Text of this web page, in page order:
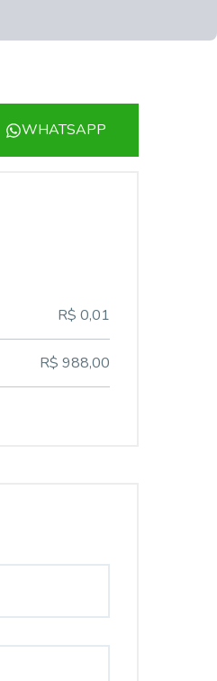
WHATSAPP
R$ 0,01
R$ 988,00